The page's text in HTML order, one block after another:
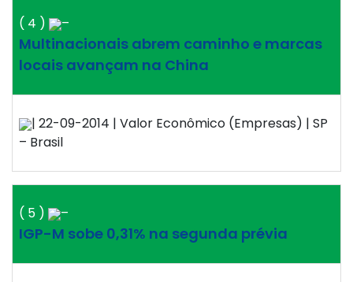
( 4 ) –
Multinacionais abrem caminho e marcas
locais avançam na China
| 22-09-2014 | Valor Econômico (Empresas) | SP
– Brasil
( 5 ) –
IGP-M sobe 0,31% na segunda prévia